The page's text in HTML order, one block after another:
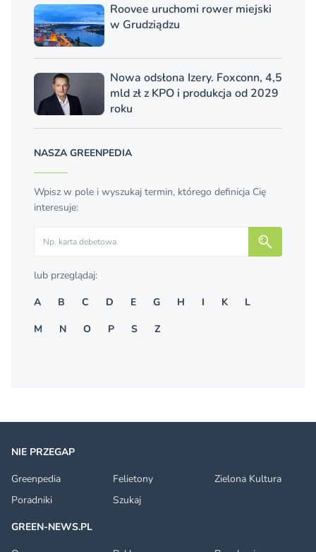
Roovee uruchomi rower miejski
w Grudziądzu
Nowa odsłona Izery. Foxconn, 4,5
mld zł z KPO i produkcja od 2029
roku
NASZA GREENPEDIA
Wpisz w pole i wyszukaj termin, którego definicja Cię
interesuje:
lub przeglądaj:
A
B C D E G H I K
L
M
N O P S Z
NIE PRZEGAP
Greenpedia
Felietony
Zielona Kultura
Poradniki
Szukaj
GREEN-NEWS.PL